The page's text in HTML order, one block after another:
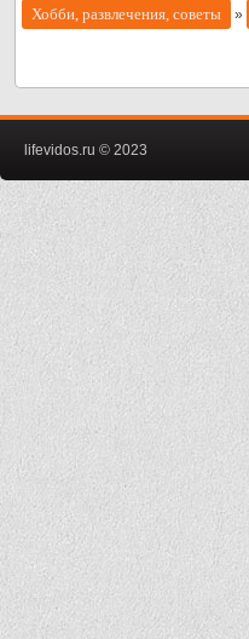
Хобби, развлечения, советы »
lifevidos.ru © 2023